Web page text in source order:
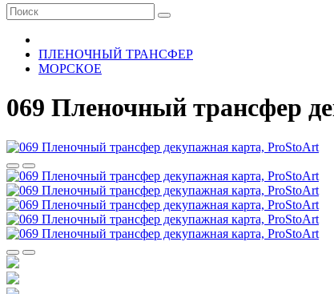
ПЛЕНОЧНЫЙ ТРАНСФЕР
МОРСКОЕ
069 Пленочный трансфер